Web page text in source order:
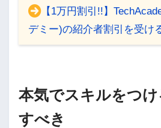
【1万円割引!!】
デミー)の紹介者割引を受け
本気でスキルをつ
すべき